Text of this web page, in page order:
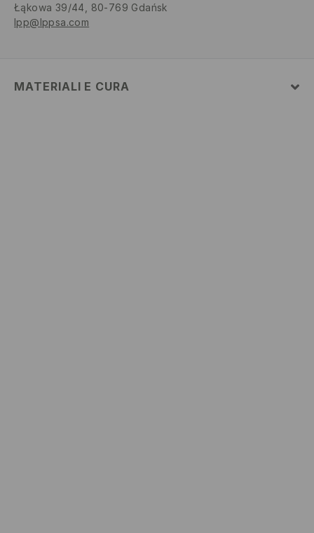
Łąkowa 39/44, 80-769 Gdańsk
lpp@lppsa.com
MATERIALI E CURA